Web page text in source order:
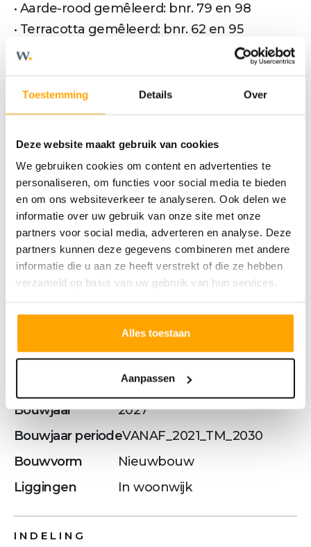
Toestemming Details Over
Deze website maakt gebruik van cookies
We gebruiken cookies om content en advertenties te
personaliseren, om functies voor social media te bieden
en om ons websiteverkeer te analyseren. Ook delen we
informatie over uw gebruik van onze site met onze
partners voor social media, adverteren en analyse. Deze
partners kunnen deze gegevens combineren met andere
informatie die u aan ze heeft verstrekt of die ze hebben
verzameld op basis van uw gebruik van hun services.
Alles toestaan
Aanpassen
• Aarde-rood gemêleerd: bnr. 79 en 98
• Terracotta gemêleerd: bnr. 62 en 95
Meer tekst
OVERDRACHT
Status
Verkocht o.v.
Vraagprijs
€ 520.000,- v.o.n.
Woonhuis
Soort woning
Eengezinswoning
Hoekwoning
Bouwjaar
2027
Bouwjaar periodeVANAF_2021_TM_2030
Bouwvorm
Nieuwbouw
Liggingen
In woonwijk
INDELING